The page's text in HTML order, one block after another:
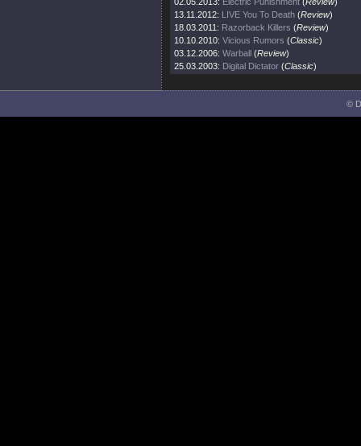
13.11.2012: LIVE You To Death (Review)
18.03.2011: Razorback Killers (Review)
10.10.2010: Vicious Rumors (Classic)
03.12.2006: Warball (Review)
25.03.2003: Digital Dictator (Classic)
©